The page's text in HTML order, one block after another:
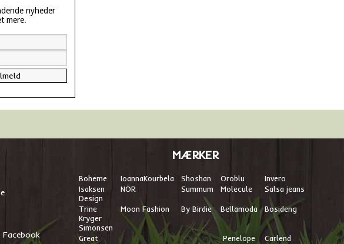
nyheder
mere.
MÆRKER
Boheme IoannaKourbela Shoshan Oroblu
Invero
Isaksen
Design
NÖR Summum Molecule Salsa jeans
Trine
Kryger
Simonsen
Moon Fashion By Birdie Bellamoda Bosideng
Great
Penelope
Carlend